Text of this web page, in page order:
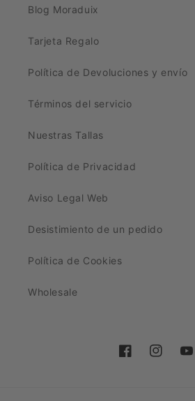
Blog Moraduix
Tarjeta Regalo
Política de Devoluciones y envío
Términos del servicio
Nuestras Tallas
Política de Privacidad
Aviso Legal Web
Desistimiento de un pedido
Política de Cookies
Wholesale
FacebookInstagram